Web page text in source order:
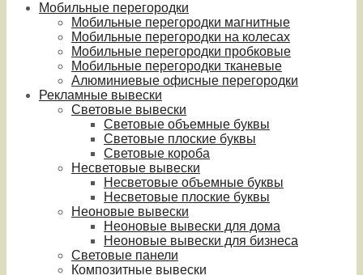
Мобильные перегородки
Мобильные перегородки магнитные
Мобильные перегородки на колесах
Мобильные перегородки пробковые
Мобильные перегородки тканевые
Алюминиевые офисные перегородки
Рекламные вывески
Световые вывески
Световые объемные буквы
Световые плоские буквы
Световые короба
Несветовые вывески
Несветовые объемные буквы
Несветовые плоские буквы
Неоновые вывески
Неоновые вывески для дома
Неоновые вывески для бизнеса
Световые панели
Композитные вывески